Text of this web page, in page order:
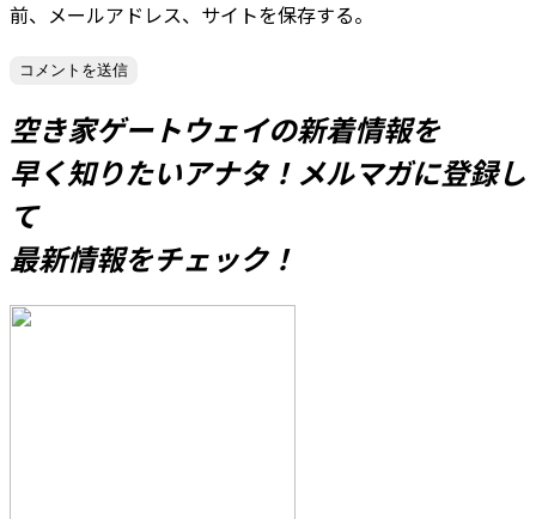
前、メールアドレス、サイトを保存する。
空き家ゲートウェイの新着情報を
早く知りたいアナタ！ メルマガに登録し
て
最新情報をチェック！